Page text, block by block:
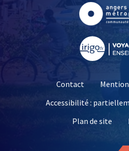
Contact
Accessibilité :
Plan de site